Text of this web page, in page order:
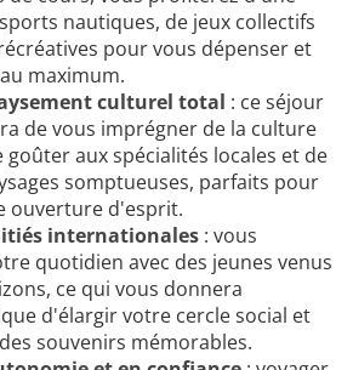
nautiques, de jeux collectifs
pour vous dépenser et
maximum.
culturel total : ce séjour
de vous imprégner de la culture
goûter aux spécialités locales et de
somptueuses, parfaits pour
ouverture d'esprit.
internationales : vous
quotidien avec des jeunes venus
ce qui vous donnera
d'élargir votre cercle social et
souvenirs mémorables.